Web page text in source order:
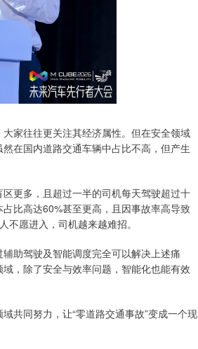
家往往更关注其经济属性。但在安全领域
在国内道路交通车辆中占比不高，但产生
更多，且超过一半的司机每天驾驶超过十
比高达60%甚至更高，且因事故率高导致
愿进入，司机越来越难招。
助驾驶及智能调度完全可以解决上述痛
，除了安全与效率问题，智能化也能有效
同努力，让“零道路交通事故”变成一个现